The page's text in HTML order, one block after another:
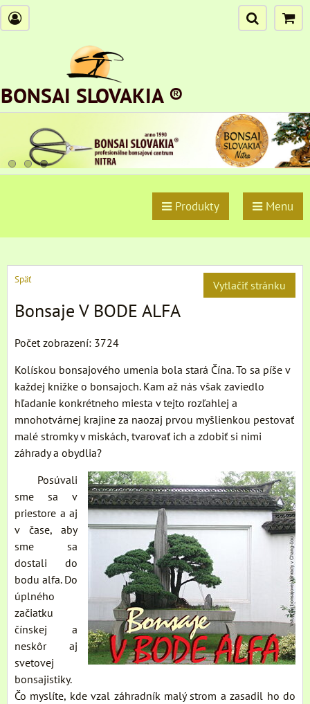
BONSAI SLOVAKIA ®
Produkty Menu
Späť Vytlačiť stránku
Bonsaje V BODE ALFA
Počet zobrazení: 3724
Kolískou bonsajového umenia bola stará Čína. To sa píše v
každej knižke o bonsajoch. Kam až nás však zaviedlo
hľadanie konkrétneho miesta v tejto rozľahlej a
mnohotvárnej krajine za naozaj prvou myšlienkou pestovať
malé stromky v miskách, tvarovať ich a zdobiť si nimi
záhrady a obydlia?
Posúvali
sme sa v
priestore a aj
v čase, aby
sme sa
dostali do
bodu alfa. Do
úplného
začiatku
čínskej a
neskôr aj
svetovej
bonsajistiky.
Čo myslíte, kde vzal záhradník malý strom a zasadil ho do